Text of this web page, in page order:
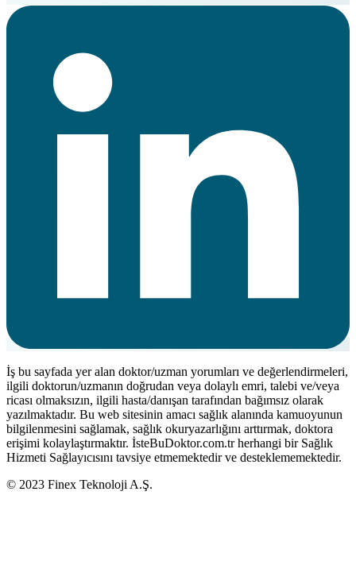
İş bu sayfada yer alan doktor/uzman yorumları ve değerlendirmeleri,
ilgili doktorun/uzmanın doğrudan veya dolaylı emri, talebi ve/veya
ricası olmaksızın, ilgili hasta/danışan tarafından bağımsız olarak
yazılmaktadır. Bu web sitesinin amacı sağlık alanında kamuoyunun
bilgilenmesini sağlamak, sağlık okuryazarlığını arttırmak, doktora
erişimi kolaylaştırmaktır. İsteBuDoktor.com.tr herhangi bir Sağlık
Hizmeti Sağlayıcısını tavsiye etmemektedir ve desteklememektedir.
© 2023 Finex Teknoloji A.Ş.